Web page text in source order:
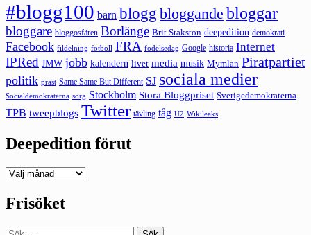
#blogg100 barn blogg bloggande bloggar
bloggare bloggosfären Borlänge Brit Stakston deepedition demokrati
Facebook fildelning fotboll FRA födelsedag Google historia Internet
IPRed JMW jobb kalendern livet media musik Mymlan Piratpartiet
politik präst Same Same But Different SJ sociala medier
Socialdemokraterna sorg Stockholm Stora Bloggpriset Sverigedemokraterna
TPB tweepblogs Twitter tävling tåg U2 Wikileaks
Deepedition förut
Deepedition
Frisöket
Sök